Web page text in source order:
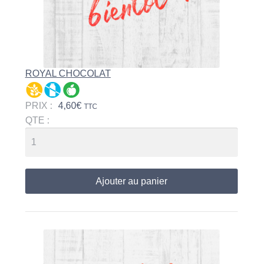
ROYAL CHOCOLAT
PRIX : 4,60€ TTC
QTE :
Ajouter au panier